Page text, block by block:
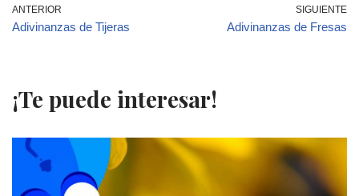
ANTERIOR
Adivinanzas de Tijeras
SIGUIENTE
Adivinanzas de Fresas
¡Te puede interesar!